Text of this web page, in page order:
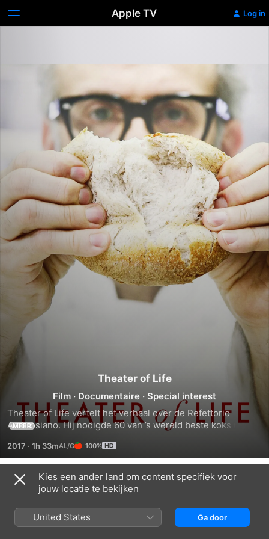
Apple TV Log in
Theater of Life
Film · Documentaire · Special interest
Theater of Life vertelt het verhaal over de Refettorio
Ambrosiano. Hij nodigde 60 van ’s wereld beste koks uit
samen met hem te koken voor de vluchtelingen en
daklozen van Milaan. De ingrediënten voor deze bijzondere
gerechten bestonden volledig uit de restjes van de
maaltijden die tijdens de wereldtentoonstelling geserveerd
werden.
MEER
2017 · 1h 33m 100%
Trailers
Kies een ander land om content specifiek voor
jouw locatie te bekijken
United States Ga door